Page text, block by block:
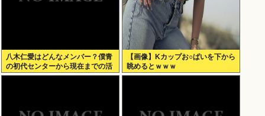
八木仁愛はどんなメンバー？僕青
の初代センターから現在までの活
動を紹介
【画像】Kカップお○ぱいを下から
眺めるとｗｗｗ